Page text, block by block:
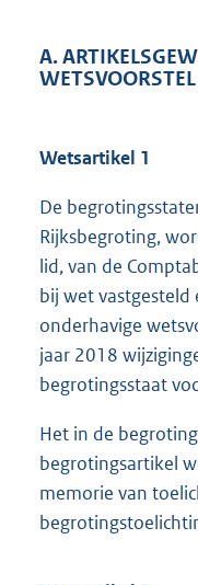
A.
WETSVOORSTEL
Wetsartikel 1
De
Rijksbegroting,
lid, van de
bij wet vastgesteld
onderhavige
jaar 2018
begrotingsstaat
Het in de
begrotingsartikel
memorie van